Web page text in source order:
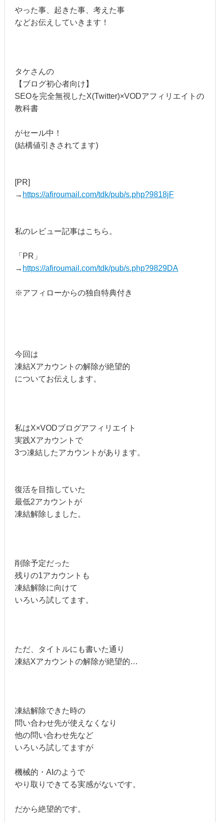
やった事、起きた事、考えた事
などお伝えしていきます！
タケさんの
【ブログ初心者向け】
SEOを完全無視したX(Twitter)×VODアフィリエイトの
教科書
がセール中！
(結構値引きされてます)
[PR]
→ https://afiroumail.com/tdk/pub/s.php?9818jF
私のレビュー記事はこちら。
「PR」
→ https://afiroumail.com/tdk/pub/s.php?9829DA
※アフィローからの独自特典付き
今回は
凍結Xアカウントの解除が絶望的
についてお伝えします。
私はX×VODブログアフィリエイト
実践Xアカウントで
3つ凍結したアカウントがあります。
復活を目指していた
最低2アカウントが
凍結解除しました。
削除予定だった
残りの1アカウントも
凍結解除に向けて
いろいろ試してます。
ただ、タイトルにも書いた通り
凍結Xアカウントの解除が絶望的…
凍結解除できた時の
問い合わせ先が使えなくなり
他の問い合わせ先など
いろいろ試してますが
機械的・AIのようで
やり取りできてる実感がないです。
だから絶望的です。